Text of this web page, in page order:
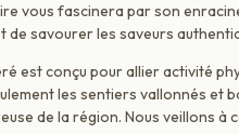
vous fascinera par son
de savourer les saveurs
est conçu pour allier activité
les sentiers vallonnés et
de la région. Nous veillons à